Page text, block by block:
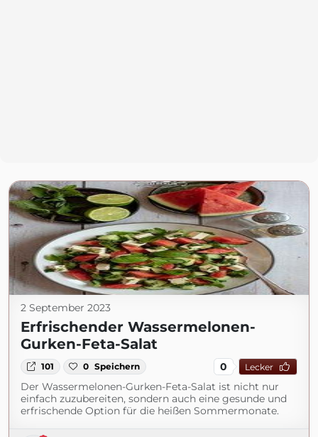
2 September 2023
Erfrischender Wassermelonen-
Gurken-Feta-Salat
101 0 Speichern 0 Lecker
Der Wassermelonen-Gurken-Feta-Salat ist nicht nur
einfach zuzubereiten, sondern auch eine gesunde und
erfrischende Option für die heißen Sommermonate.